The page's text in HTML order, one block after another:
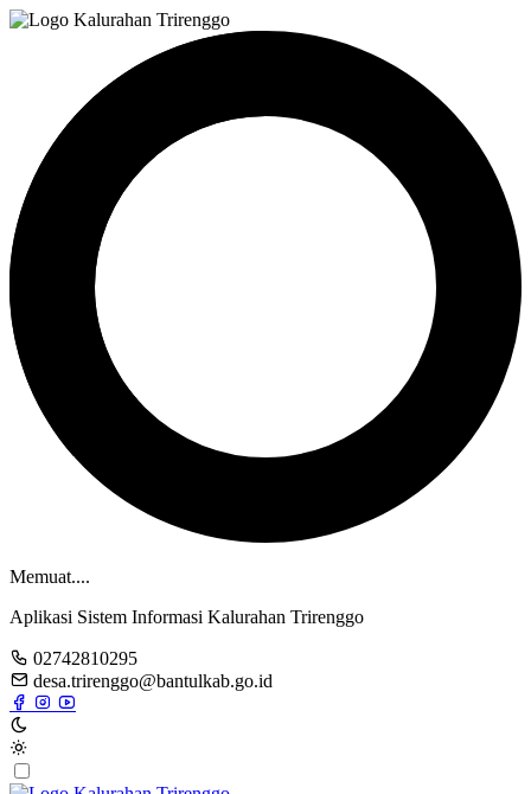
Memuat....
Aplikasi Sistem Informasi Kalurahan Trirenggo
02742810295
desa.trirenggo@bantulkab.go.id